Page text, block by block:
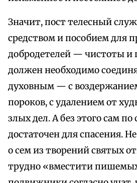
Значит, пост телесный
средством и пособием для
добродетелей — чистоты и
должен необходимо
духовным — с
пороков, с удалением от
злых дел. А без этого сам по
достаточен для спасения.
о сем из творений святых
трудно «вместити